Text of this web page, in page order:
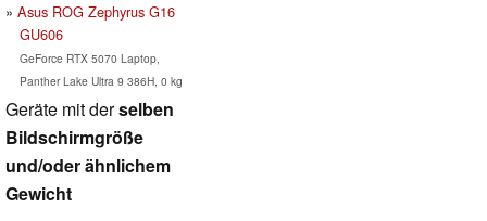
Asus ROG Zephyrus G16
GU606
GeForce RTX 5070 Laptop,
Panther Lake Ultra 9 386H, 0 kg
Geräte mit derselben
Bildschirmgröße
und/oder ähnlichem
Gewicht